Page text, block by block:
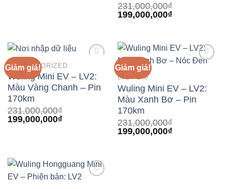
231,000,000₫
Giá
231,000,000₫.
199,000,000₫Giá
Giảm giá!
Add to
wishlist
UNCATEGORIZED
Wuling Mini EV – LV2:
Màu Vàng Chanh – Pin
170km
231,000,000₫
Giá
199,000,000₫Giá
Giảm giá!
Add to
wishlist
LV2 - 170
Wuling Mini EV – LV2:
Màu Xanh Bơ – Pin
170km
231,000,000₫
Giá
199,000,000₫Giá